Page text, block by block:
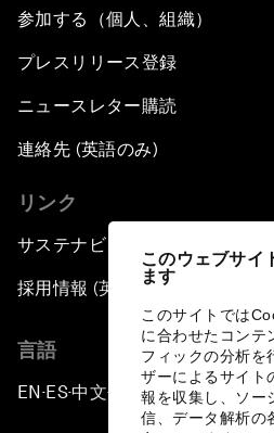
このウェブサイ
ます
このサイトでは
に合わせたコンテ
フィックの分析を
ザーによるサイト
報を収集し、ソー
信、データ解析の
参加する（個人、組織）
プレスリリース登録
ニュースレター購読
連絡先 (英語のみ)
リンク
サステナビリティへの取り組み
採用情報 (英語のみ)
言語
EN ▪ES▪中文▪ 日本語